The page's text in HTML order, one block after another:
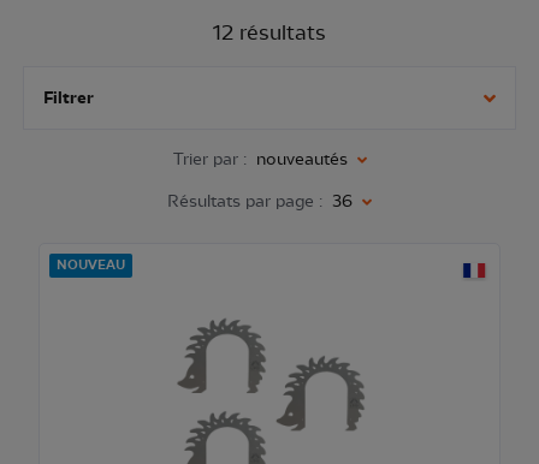
12 résultats
Filtrer
Trier par : nouveautés
Résultats par page : 36
NOUVEAU